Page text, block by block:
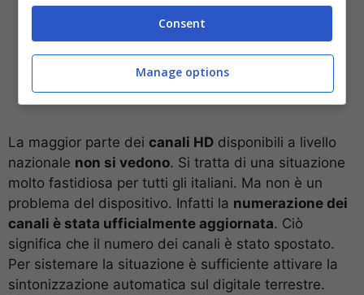
La maggior parte dei canali HD disponibili a livello
nazionale non si vedono. Si tratta di una situazione
molto fastidiosa per tutti gli italiani. Ma non è un
problema del dispositivo. Infatti la numerazione dei
canali è stata ufficialmente aggiornata. Ciò
significa che il numero dei canali è stato spostato.
Per sistemare la situazione è sufficiente attivare la
sintonizzazione automatica sul digitale terrestre.
Consent
Manage options